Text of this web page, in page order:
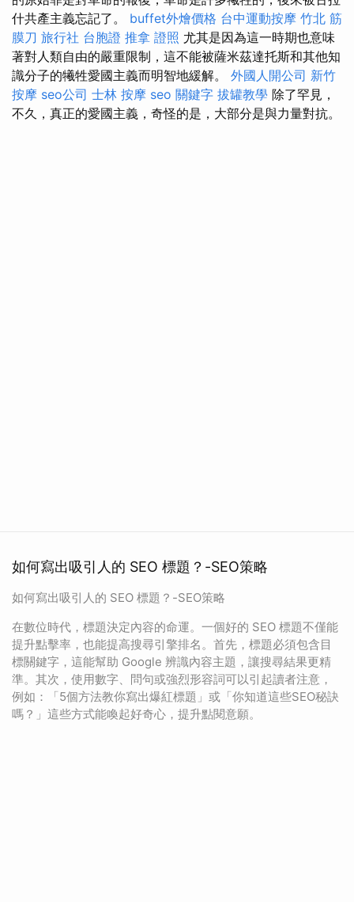
什共產主義忘記了。 buffet外燴價格 台中運動按摩 竹北 筋
膜刀 旅行社 台胞證 推拿 證照 尤其是因為這一時期也意味
著對人類自由的嚴重限制，這不能被薩米茲達托斯和其他知
識分子的犧牲愛國主義而明智地緩解。 外國人開公司 新竹
按摩 seo公司 士林 按摩 seo 關鍵字 拔罐教學 除了罕見，
不久，真正的愛國主義，奇怪的是，大部分是與力量對抗。
如何寫出吸引人的 SEO 標題？-SEO策略
如何寫出吸引人的 SEO 標題？-SEO策略
在數位時代，標題決定內容的命運。一個好的 SEO 標題不僅能
提升點擊率，也能提高搜尋引擎排名。首先，標題必須包含目
標關鍵字，這能幫助 Google 辨識內容主題，讓搜尋結果更精
準。其次，使用數字、問句或強烈形容詞可以引起讀者注意，
例如：「5個方法教你寫出爆紅標題」或「你知道這些SEO秘訣
嗎？」這些方式能喚起好奇心，提升點閱意願。